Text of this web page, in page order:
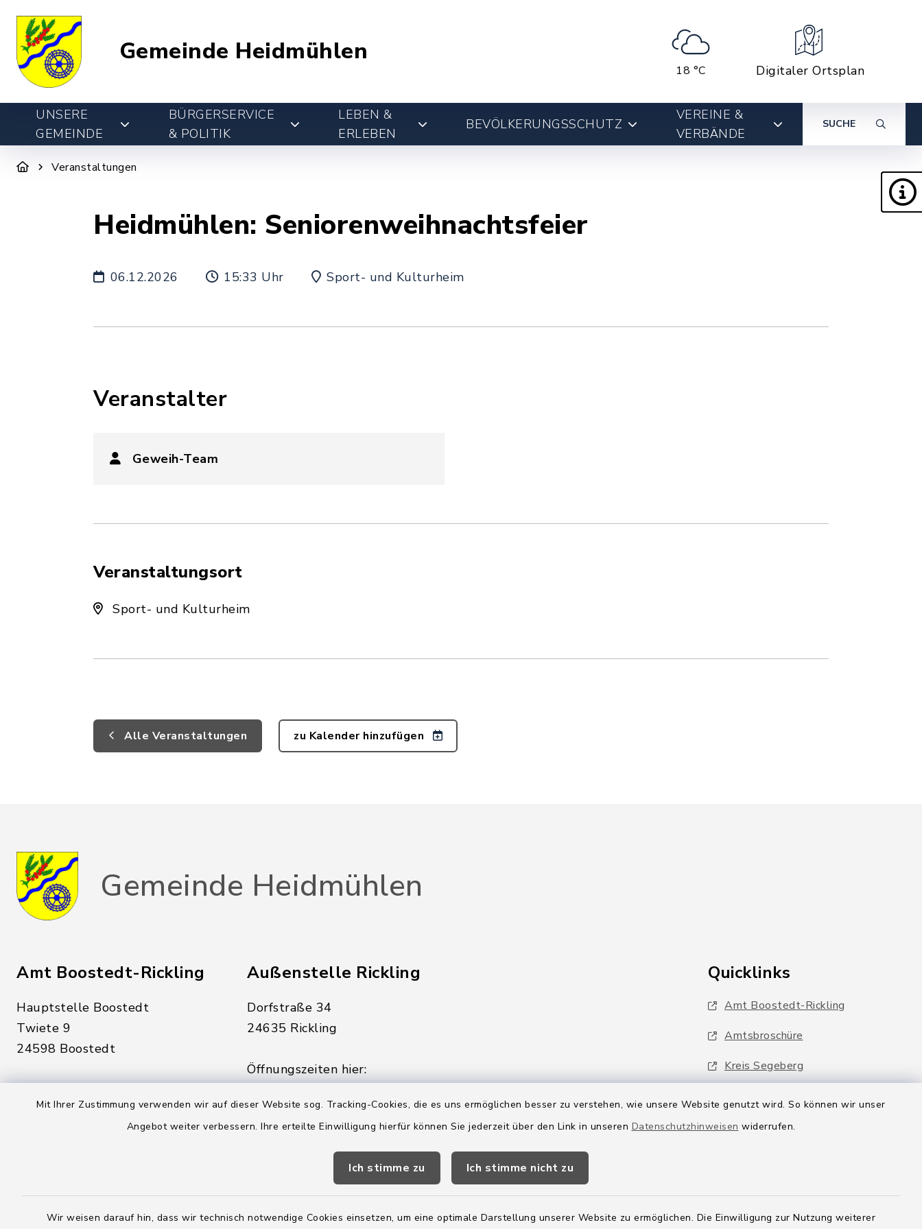
Mit Ihrer Zustimmung verwenden wir auf dieser Website sog. Tracking-Cookies, die es uns ermöglichen besser zu verstehen, wie unsere Website genutzt wird. So können wir unser
Angebot weiter verbessern. Ihre erteilte Einwilligung hierfür können Sie jederzeit über den Link in unseren Datenschutzhinweisen widerrufen.
Ich stimme zu Ich stimme nicht zu
Wir weisen darauf hin, dass wir technisch notwendige Cookies einsetzen, um eine optimale Darstellung unserer Website zu ermöglichen. Die Einwilligung zur Nutzung weiterer
Gemeinde Heidmühlen
18 °C Digitaler Ortsplan
UNSERE
GEMEINDE
BÜRGERSERVICE
& POLITIK
LEBEN &
ERLEBEN
BEVÖLKERUNGSSCHUTZ
VEREINE &
VERBÄNDE
SUCHE
Veranstaltungen
Heidmühlen: Seniorenweihnachtsfeier
06.12.2026 15:33 Uhr Sport- und Kulturheim
Veranstalter
Geweih-Team
Veranstaltungsort
Sport- und Kulturheim
Alle Veranstaltungen zu Kalender hinzufügen
Gemeinde Heidmühlen
Amt Boostedt-Rickling
Hauptstelle Boostedt
Twiete 9
24598 Boostedt
Montag, Dienstag, Donnerstag,
sowie zusätzlich am Dienstag:
14:00 - 18:00 Uhr
Außenstelle Rickling
Dorfstraße 34
24635 Rickling
Öffnungszeiten hier:
Freitag:
08:00 - 12:00 Uhr
sowie zusätzlich am Donnerstag:
14:00 - 18:00 Uhr
04328 179-0
Quicklinks
Amt Boostedt-Rickling
Amtsbroschüre
Kreis Segeberg